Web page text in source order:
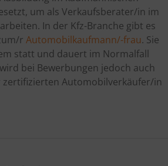
um als Verkaufsberater/in im
In der Kfz-Branche gibt es
r Automobilkaufmann/-frau. Sie
statt und dauert im Normalfall
bei Bewerbungen jedoch auch
Automobilverkäufer/in